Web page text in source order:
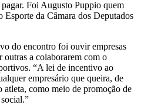
Foi Augusto Puppio quem
Esporte da Câmara dos Deputados
do encontro foi ouvir empresas
outras a colaborarem com o
“A lei de incentivo ao
empresário que queira, de
atleta, como meio de promoção de